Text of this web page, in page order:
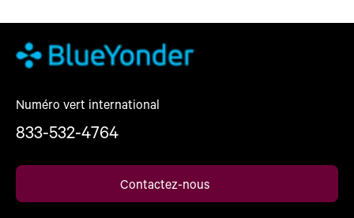
Numéro vert international
833-532-4764
Contactez-nous